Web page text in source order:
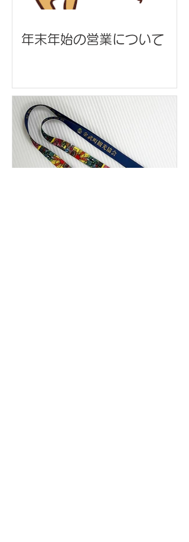
年末年始の営業について